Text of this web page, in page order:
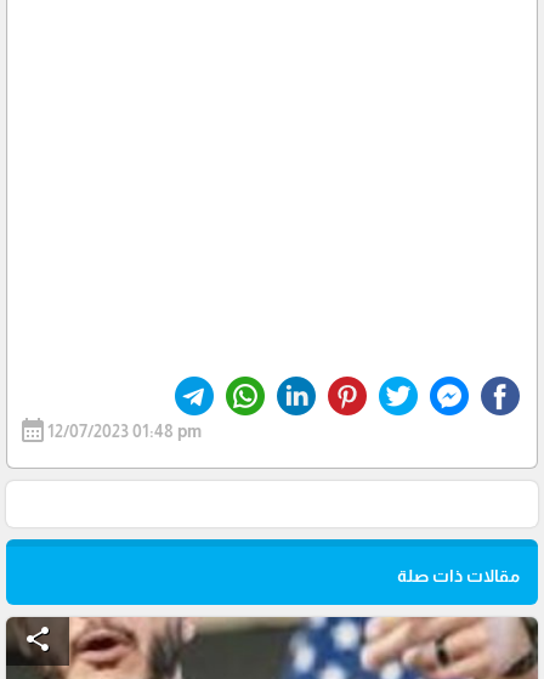
calendar_month 12/07/2023 01:48 pm
مقالات ذات صلة
share